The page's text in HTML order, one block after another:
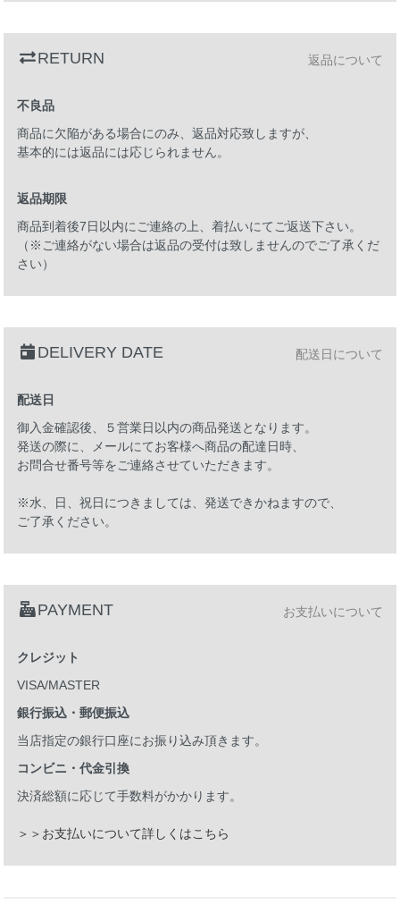
RETURN 返品について
不良品
商品に欠陥がある場合にのみ、返品対応致しますが、
基本的には返品には応じられません。
返品期限
商品到着後7日以内にご連絡の上、着払いにてご返送下さい。
（※ご連絡がない場合は返品の受付は致しませんのでご了承くだ
さい）
DELIVERY DATE 配送日について
配送日
御入金確認後、５営業日以内の商品発送となります。
発送の際に、メールにてお客様へ商品の配達日時、
お問合せ番号等をご連絡させていただきます。
※水、日、祝日につきましては、発送できかねますので、
ご了承ください。
PAYMENT お支払いについて
クレジット
VISA/MASTER
銀行振込・郵便振込
当店指定の銀行口座にお振り込み頂きます。
コンビニ・代金引換
決済総額に応じて手数料がかかります。
＞＞お支払いについて詳しくはこちら